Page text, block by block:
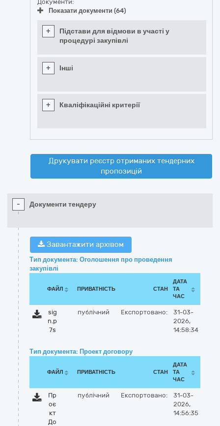
Документи:
Показати документи (64)
+
Підстави для відмови в участі у
процедурі закупівлі
+ Інші
+ Кваліфікаційні критерії
Друкувати реєстр отриманих тендерних
пропозицій
- Документи тендеру
Завантажити архівом
Тип документа: Оголошення про проведення
закупівлі
ФАЙЛ ПРИВАТНІСТЬ СТАН
ДАТА
ТА
ЧАС
sig
n.p
7s
публічний Експортовано:
31-03-
2026,
14:58:34
Тип документа: Проект договору
ФАЙЛ ПРИВАТНІСТЬ СТАН
ДАТА
ТА
ЧАС
Пр
оє
кт
До
публічний Експортовано:
31-03-
2026,
14:56:35